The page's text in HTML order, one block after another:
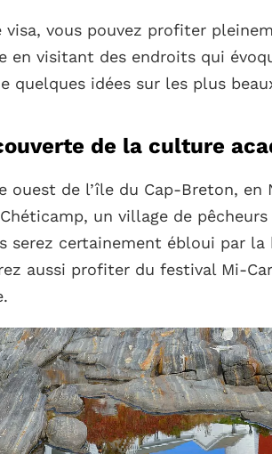
visa, vous pouvez profiter
en visitant des endroits qui
quelques idées sur les plus
de la culture
ouest de l’île du Cap-Breton, en
un village de
serez certainement ébloui par la
aussi profiter du festival Mi-